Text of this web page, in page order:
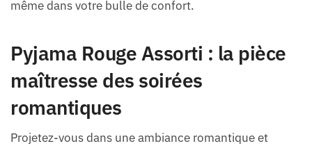
même dans votre bulle de confort.
Pyjama Rouge Assorti : la pièce
maîtresse des soirées
romantiques
Projetez-vous dans une ambiance romantique et